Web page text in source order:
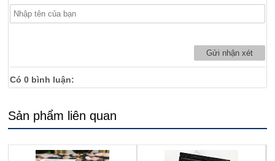
Có0 bình luận:
Sản phẩm liên quan